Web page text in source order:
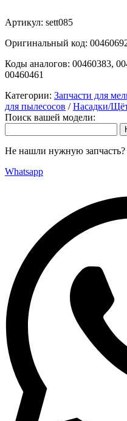
Артикул: sett085
Оригинальный код:
Коды аналогов: 00460383,
00460461
Категории: Запчасти для
для пылесосов /Насадки/
Поиск вашей модели:
Не нашли нужную запчасть?
Whatsapp